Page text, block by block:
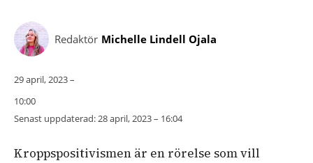
Redaktör Michelle Lindell Ojala
29 april, 2023 –
10:00
Senast uppdaterad: 28 april, 2023 – 16:04
Kroppspositivismen är en rörelse som vill